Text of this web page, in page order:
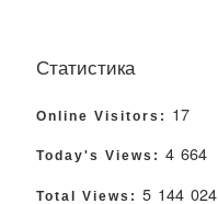
Статистика
Online Visitors: 17
Today's Views: 4 664
Total Views: 5 144 024